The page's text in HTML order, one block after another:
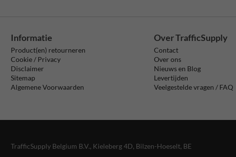
Informatie
Product(en) retourneren
Cookie / Privacy
Disclaimer
Sitemap
Algemene Voorwaarden
Over TrafficSupply
Contact
Over ons
Nieuws en Blog
Levertijden
Veelgestelde vragen / FAQ
TrafficSupply Belgium B.V., Kieleberg 4D, Bilzen-Hoeselt, BE